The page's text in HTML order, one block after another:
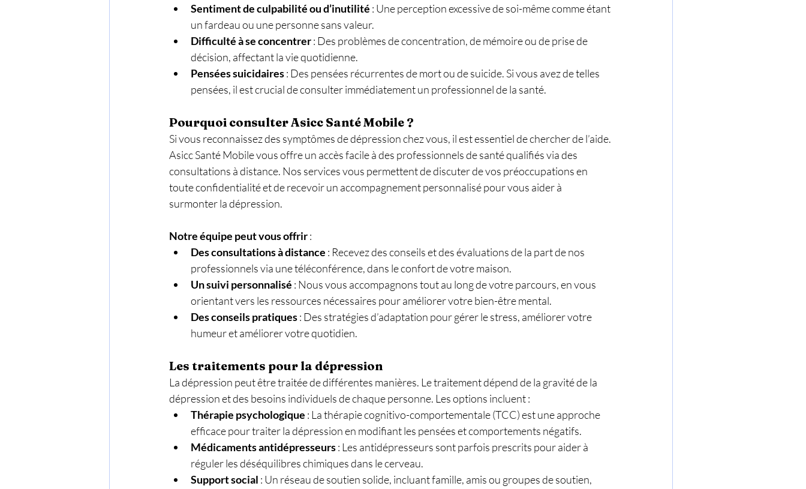
Sentiment de culpabilité ou d’inutilité : Une perception excessive de soi-même comme étant
un fardeau ou une personne sans valeur.
Difficulté à se concentrer : Des problèmes de concentration, de mémoire ou de prise de
décision, affectant la vie quotidienne.
Pensées suicidaires : Des pensées récurrentes de mort ou de suicide. Si vous avez de telles
pensées, il est crucial de consulter immédiatement un professionnel de la santé.
Pourquoi consulter Asicc Santé Mobile ?
Si vous reconnaissez des symptômes de dépression chez vous, il est essentiel de chercher de l’aide.
Asicc Santé Mobile vous offre un accès facile à des professionnels de santé qualifiés via des
consultations à distance. Nos services vous permettent de discuter de vos préoccupations en
toute confidentialité et de recevoir un accompagnement personnalisé pour vous aider à
surmonter la dépression.
Notre équipe peut vous offrir :
Des consultations à distance : Recevez des conseils et des évaluations de la part de nos
professionnels via une téléconférence, dans le confort de votre maison.
Un suivi personnalisé : Nous vous accompagnons tout au long de votre parcours, en vous
orientant vers les ressources nécessaires pour améliorer votre bien-être mental.
Des conseils pratiques : Des stratégies d’adaptation pour gérer le stress, améliorer votre
humeur et améliorer votre quotidien.
Les traitements pour la dépression
La dépression peut être traitée de différentes manières. Le traitement dépend de la gravité de la
dépression et des besoins individuels de chaque personne. Les options incluent :
Thérapie psychologique : La thérapie cognitivo-comportementale (TCC) est une approche
efficace pour traiter la dépression en modifiant les pensées et comportements négatifs.
Médicaments antidépresseurs : Les antidépresseurs sont parfois prescrits pour aider à
réguler les déséquilibres chimiques dans le cerveau.
Support social : Un réseau de soutien solide, incluant famille, amis ou groupes de soutien,